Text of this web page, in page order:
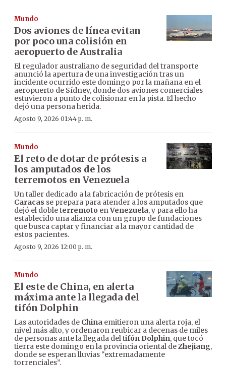
Mundo
Dos aviones de línea evitan
por poco una colisión en
aeropuerto de Australia
El regulador australiano de seguridad del transporte
anunció la apertura de una investigación tras un
incidente ocurrido este domingo por la mañana en el
aeropuerto de Sídney, donde dos aviones comerciales
estuvieron a punto de colisionar en la pista. El hecho
dejó una persona herida.
Agosto 9, 2026 01:44 p. m.
Mundo
El reto de dotar de prótesis a
los amputados de los
terremotos en Venezuela
Un taller dedicado a la fabricación de prótesis en
Caracas se prepara para atender a los amputados que
dejó el doble terremoto enVenezuela, y para ello ha
establecido una alianza con un grupo de fundaciones
que busca captar y financiar a la mayor cantidad de
estos pacientes.
Agosto 9, 2026 12:00 p. m.
Mundo
El este de China, en alerta
máxima ante la llegada del
tifón Dolphin
Las autoridades de China emitieron una alerta roja, el
nivel más alto, y ordenaron reubicar a decenas de miles
de personas ante la llegada del tifón Dolphin, que tocó
tierra este domingo en la provincia oriental deZhejiang,
donde se esperan lluvias “extremadamente
torrenciales”.